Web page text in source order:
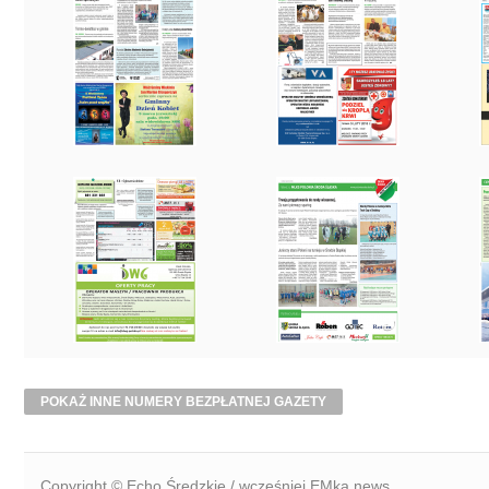
POKAŻ INNE NUMERY BEZPŁATNEJ GAZETY